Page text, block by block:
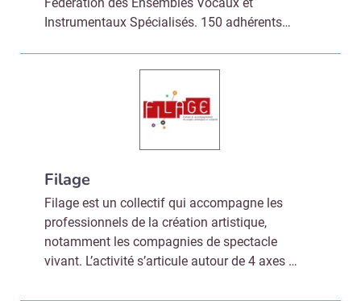
Instrumentaux Spécialisés. 150 adhérents…
Filage
Filage est un collectif qui accompagne les
professionnels de la création artistique,
notamment les compagnies de spectacle
vivant. L’activité s’articule autour de 4 axes …